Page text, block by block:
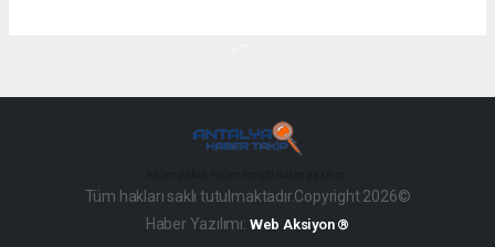
Tüm hakları saklı tutulmaktadır.Copyright 2026©
Haber Yazılımı: Web Aksiyon ®